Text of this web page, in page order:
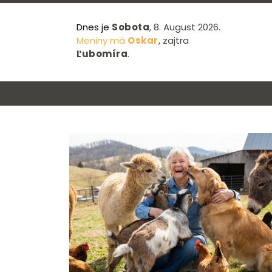
Dnes je Sobota, 8. August 2026.
Meniny má Oskar, zajtra
Ľubomíra.